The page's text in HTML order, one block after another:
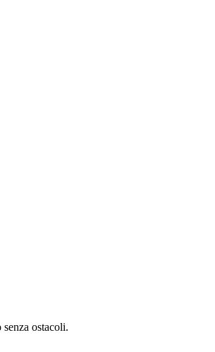
ostacoli.